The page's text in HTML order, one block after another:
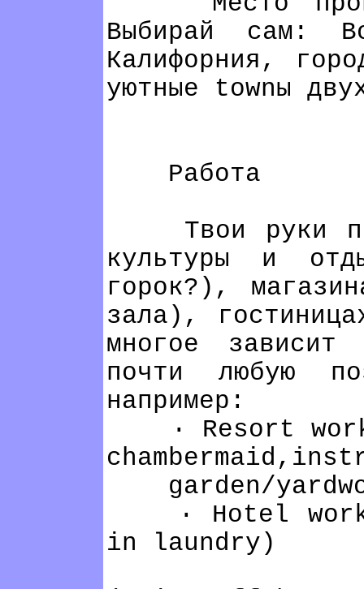
Выбирай сам:
Калифорния,
уютные townы
Работа
Твои руки
культуры и
горок?),
зала),
многое
почти любую
например:
· Resort work
garden/
· Hotel work
in laundry)